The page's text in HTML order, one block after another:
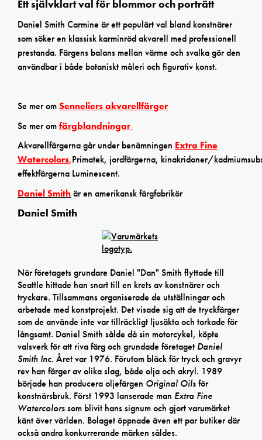
Ett självklart val för blommor och porträtt
Daniel Smith Carmine är ett populärt val bland konstnärer
som söker en klassisk karminröd akvarell med professionell
prestanda. Färgens balans mellan värme och svalka gör den
användbar i både botaniskt måleri och figurativ konst.
Se mer omSenneliers akvarellfärger
Se mer omfärgblandningar
Akvarellfärgerna går under benämningen Extra Fine
Watercolors,Primatek, jordfärgerna, kinakridoner/
effektfärgerna Luminescent.
Daniel Smithär en amerikansk färgfabrikör
Daniel Smith
När företagets grundare Daniel "Dan" Smith flyttade till
Seattle hittade han snart till en krets av konstnärer och
tryckare. Tillsammans organiserade de utställningar och
arbetade med konstprojekt. Det visade sig att de tryckfärger
som de använde inte var tillräckligt ljusäkta och torkade för
långsamt. Daniel Smith sålde då sin motorcykel, köpte
valsverk för att riva färg och grundade företaget Daniel
Smith Inc. Året var 1976. Förutom bläck för tryck och gravyr
rev han färger av olika slag, både olja och akryl. 1989
började han producera oljefärgen Original Oilsför
konstnärsbruk. Först 1993 lanserade man Extra Fine
Watercolorssom blivit hans signum och gjort varumärket
känt över världen. Bolaget öppnade även ett par butiker där
också andra konkurrerande märken såldes.